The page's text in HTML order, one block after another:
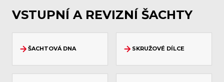
VSTUPNÍ A REVIZNÍ ŠACHTY
ŠACHTOVÁ DNA SKRUŽOVÉ DÍLCE